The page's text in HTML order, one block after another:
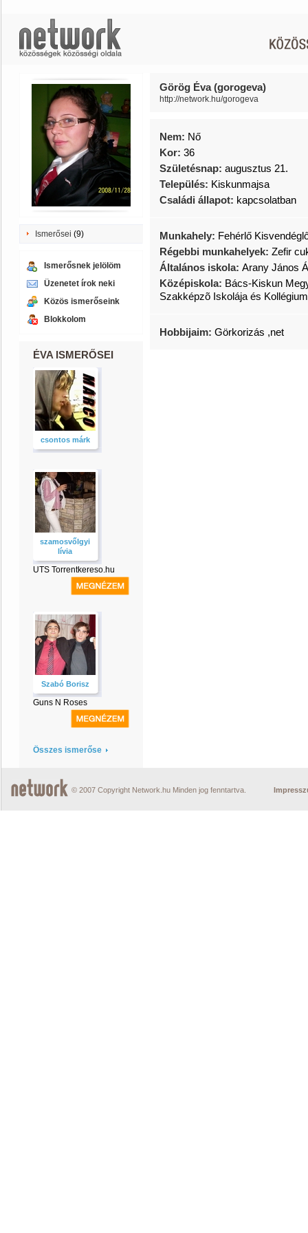
Ismerősei (9)
Ismerősnek jelölöm
Üzenetet írok neki
Közös ismerőseink
Blokkolom
ÉVA ISMERŐSEI
csontos márk
szamosvőlgyi
lívia
UTS Torrentkereso.hu
Szabó Borisz
Guns N Roses
Összes ismerőse
Görög Éva (gorogeva)
http://network.hu/gorogeva
Nem: Nő
Kor: 36
Születésnap: augusztus 21.
Település: Kiskunmajsa
Családi állapot: kapcsolatban
Munkahely: Fehérlő
Régebbi munkahelyek: Zefir
Általános iskola: Arany János
Középiskola: Bács-Kiskun
Szakképzõ Iskolája és
Hobbijaim: Görkorizás ,net
© 2007 Copyright Network.hu Minden jog fenntartva.